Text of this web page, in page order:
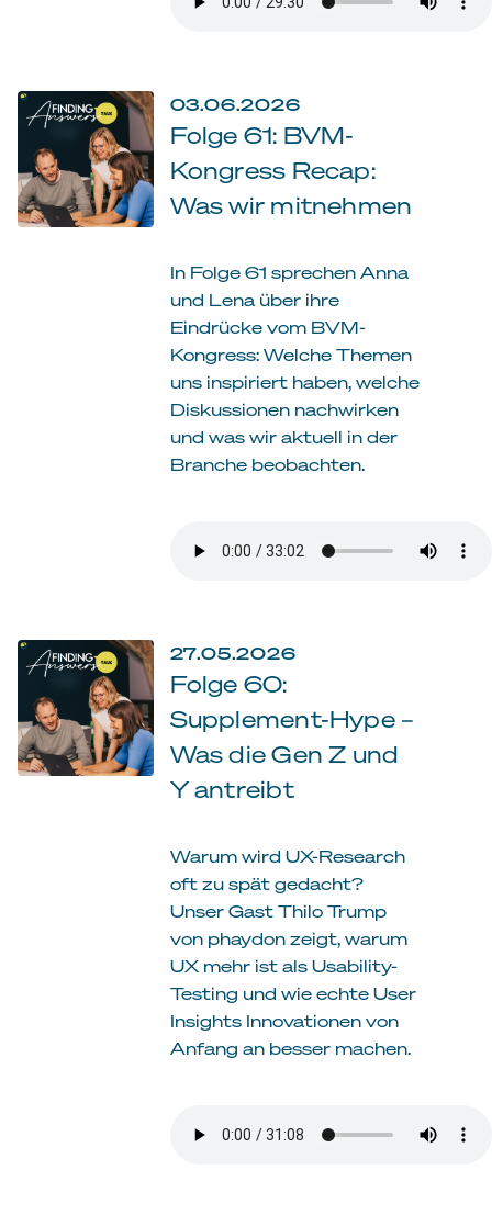
03.06.2026
Folge 61: BVM-
Kongress Recap:
Was wir mitnehmen
In Folge 61 sprechen Anna
und Lena über ihre
Eindrücke vom BVM-
Kongress: Welche Themen
uns inspiriert haben, welche
Diskussionen nachwirken
und was wir aktuell in der
Branche beobachten.
27.05.2026
Folge 60:
Supplement-Hype –
Was die Gen Z und
Y antreibt
Warum wird UX-Research
oft zu spät gedacht?
Unser Gast Thilo Trump
von phaydon zeigt, warum
UX mehr ist als Usability-
Testing und wie echte User
Insights Innovationen von
Anfang an besser machen.